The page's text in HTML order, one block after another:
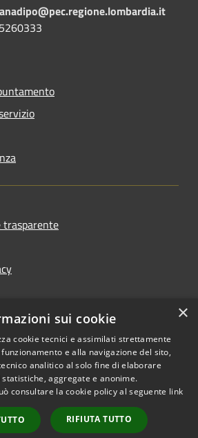
Copyright © 2026 • Comune di
Martignana di Po • Powered by
Municipium•
Accesso
redazione
×
sui cookie
cookie tecnici e assimilati strettamente
e alla navigazione del sito,
analitico al solo fine di elaborare
aggregate e anonime.
consultare la cookie policy al seguente link
RIFIUTA TUTTO